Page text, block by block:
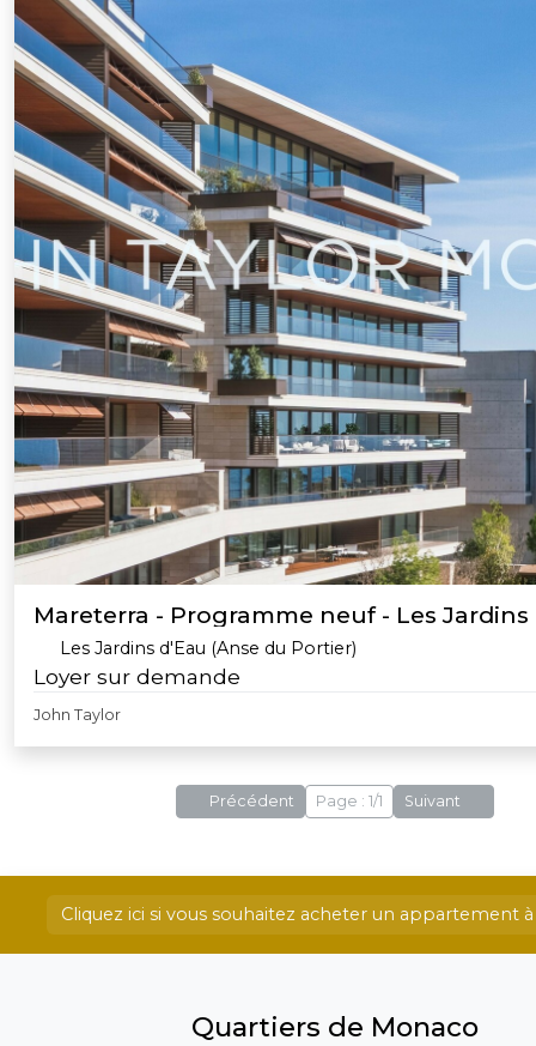
Mareterra - Programme neuf - Les Jardins
Les Jardins d'Eau (Anse du Portier)
Loyer sur demande
John Taylor
Précédent Page : 1/1 Suivant
Cliquez ici si vous souhaitez acheter un appartement
Quartiers de Monaco